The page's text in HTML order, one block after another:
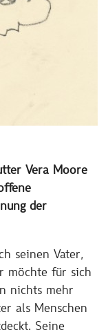
Vera Moore
der
seinen Vater,
möchte für sich
nichts mehr
als Menschen
Seine